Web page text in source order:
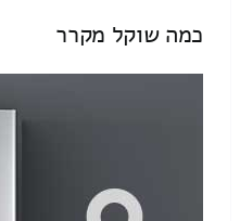
כמה שוקל מקרר